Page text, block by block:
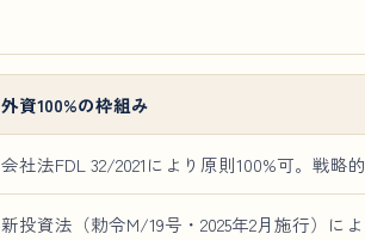
外資100%の枠組み
会社法FDL 32/2021により原則100%可。戦略
新投資法（勅令M/19号・2025年2月施行）に